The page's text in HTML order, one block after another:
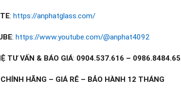
: https://anphatglass.com/
: https://www.youtube.com/@anphat4092
TƯ VẤN & BÁO GIÁ: 0904.537.616 – 0986.8484.65
HÃNG – GIÁ RẺ – BẢO HÀNH 12 THÁNG